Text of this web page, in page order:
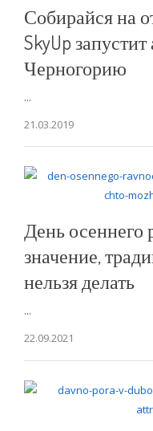
Собирайся на
SkyUp
Черногорию
...
21.03.2019
День осеннего
значение,
нельзя делать
...
22.09.2021